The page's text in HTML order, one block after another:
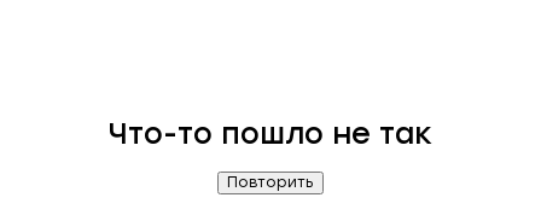
Что-то пошло не так
Повторить